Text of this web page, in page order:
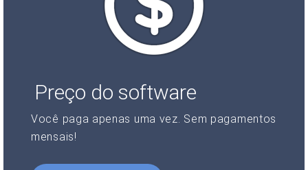
Preço do software
Você paga apenas uma vez. Sem pagamentos
mensais!